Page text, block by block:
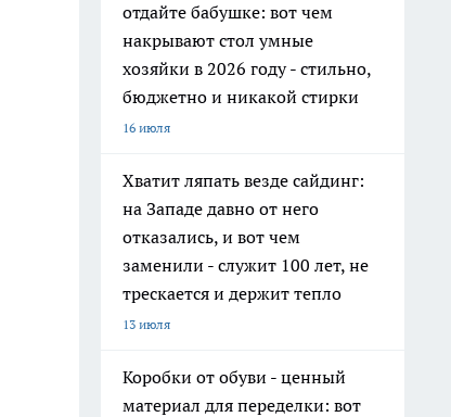
отдайте бабушке: вот чем
накрывают стол умные
хозяйки в 2026 году - стильно,
бюджетно и никакой стирки
16 июля
Хватит ляпать везде сайдинг:
на Западе давно от него
отказались, и вот чем
заменили - служит 100 лет, не
трескается и держит тепло
13 июля
Коробки от обуви - ценный
материал для переделки: вот